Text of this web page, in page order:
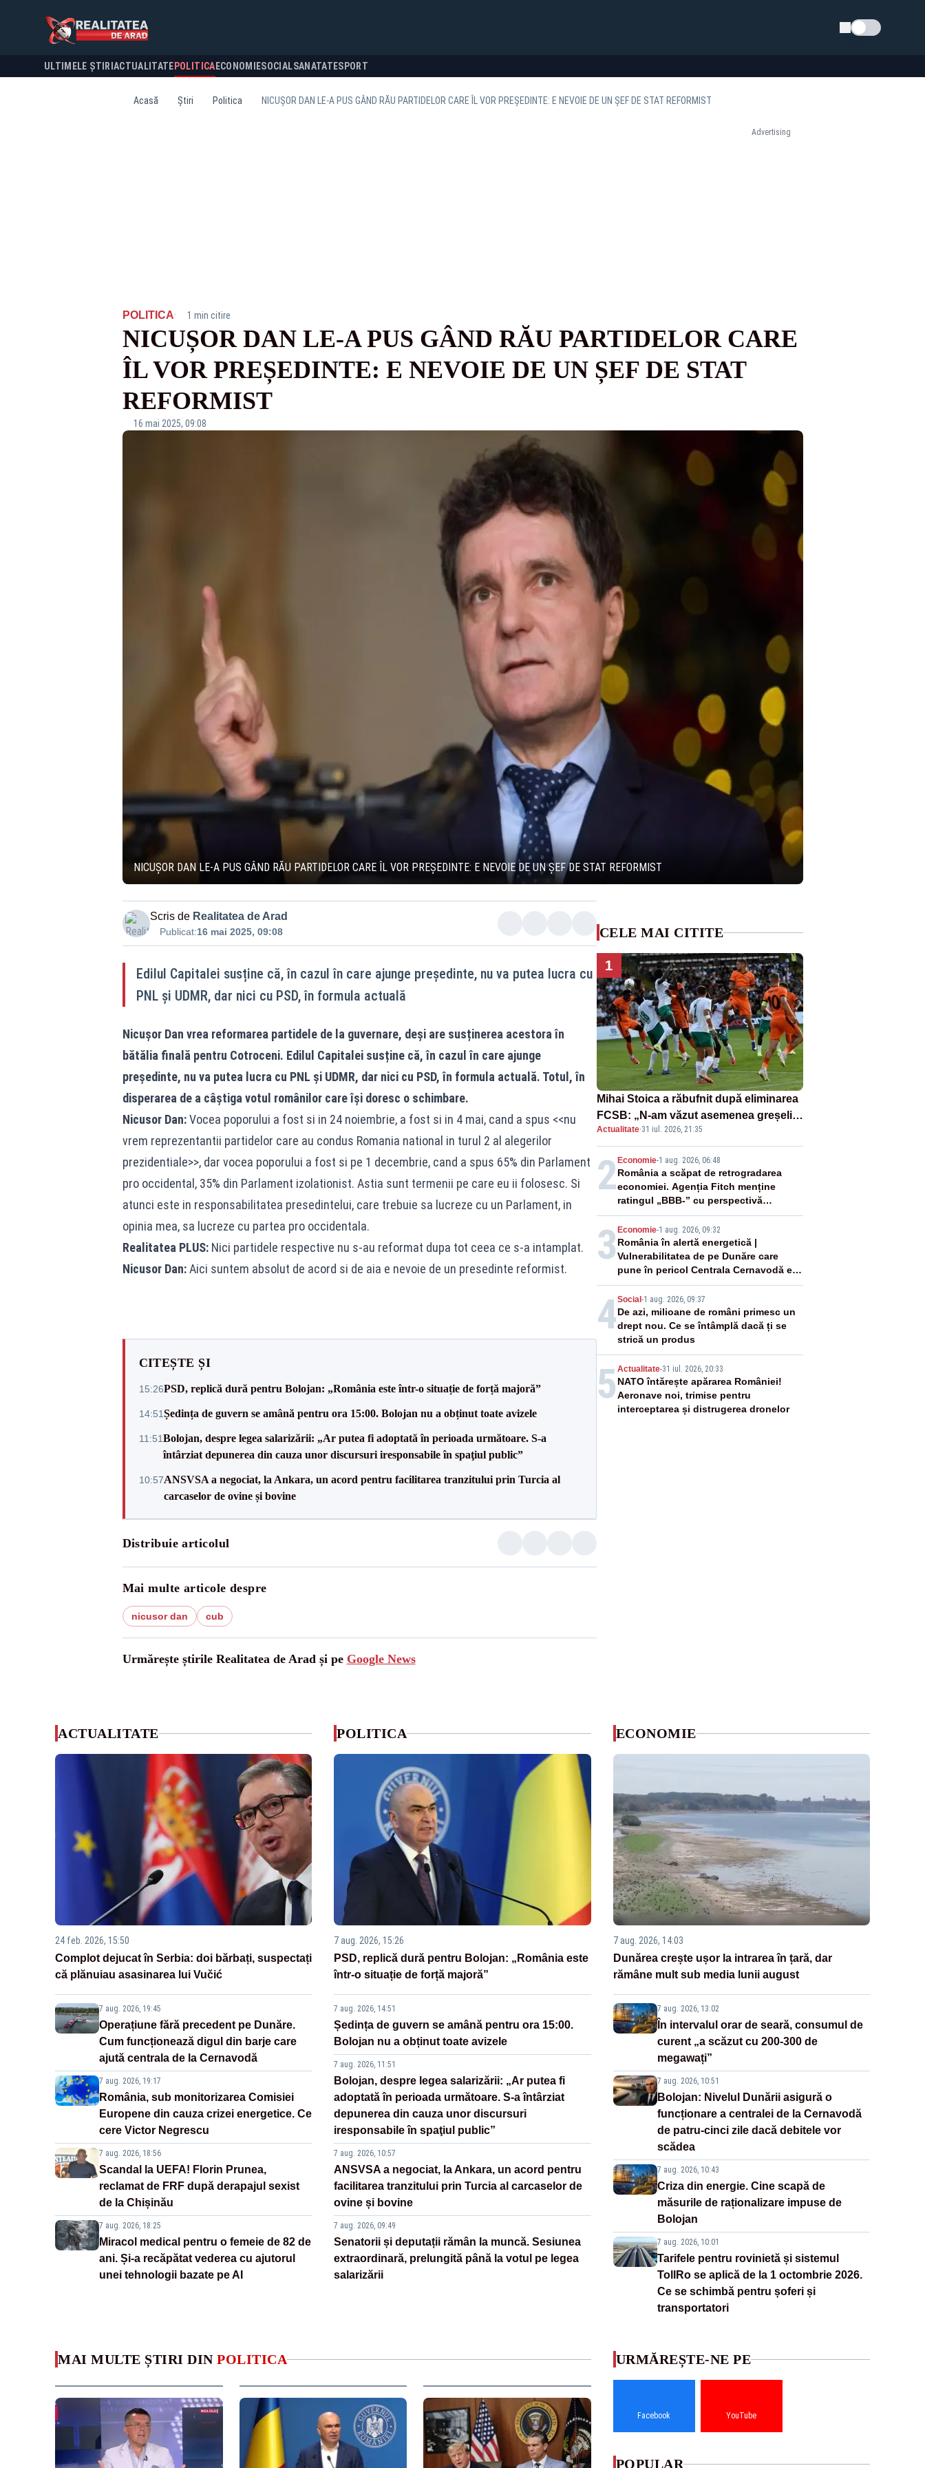
Schimba tema
ULTIMELE ȘTIRI ACTUALITATE POLITICA ECONOMIESOCIALSANATATESPORT
Acasă Știri Politica NICUȘOR DAN LE-A PUS GÂND RĂU PARTIDELOR CARE ÎL VOR PREȘEDINTE: E NEVOIE DE UN ȘEF DE STAT REFORMIST
Advertising
POLITICA· 1 min citire
NICUȘOR DAN LE-A PUS GÂND RĂU PARTIDELOR CARE
ÎL VOR PREȘEDINTE: E NEVOIE DE UN ȘEF DE STAT
REFORMIST
16 mai 2025, 09:08
NICUȘOR DAN LE-A PUS GÂND RĂU PARTIDELOR CARE ÎL VOR PREȘEDINTE: E NEVOIE DE UN ȘEF DE STAT REFORMIST
Scris de Realitatea de Arad
Publicat:16 mai 2025, 09:08
Edilul Capitalei susține că, în cazul în care ajunge președinte, nu va putea lucra cu
PNL și UDMR, dar nici cu PSD, în formula actuală
Nicușor Dan vrea reformarea partidele de la guvernare, deși are susținerea acestora în
bătălia finală pentru Cotroceni. Edilul Capitalei susține că, în cazul în care ajunge
președinte, nu va putea lucra cu PNL și UDMR, dar nici cu PSD, în formula actuală. Totul, în
disperarea de a câștiga votul românilor care își doresc o schimbare.
Nicusor Dan:Vocea poporului a fost si in 24 noiembrie, a fost si in 4 mai, cand a spus <<nu
vrem reprezentantii partidelor care au condus Romania national in turul 2 al alegerilor
prezidentiale>>, dar vocea poporului a fost si pe 1 decembrie, cand a spus 65% din Parlament
pro occidental, 35% din Parlament izolationist. Astia sunt termenii pe care eu ii folosesc. Si
atunci este in responsabilitatea presedintelui, care trebuie sa lucreze cu un Parlament, in
opinia mea, sa lucreze cu partea pro occidentala.
Realitatea PLUS:Nici partidele respective nu s-au reformat dupa tot ceea ce s-a intamplat.
Nicusor Dan:Aici suntem absolut de acord si de aia e nevoie de un presedinte reformist.
CITEȘTE ȘI
15:26PSD, replică dură pentru Bolojan: „România este într-o situație de forță majoră”
14:51Ședința de guvern se amână pentru ora 15:00. Bolojan nu a obținut toate avizele
11:51Bolojan, despre legea salarizării: „Ar putea fi adoptată în perioada următoare. S-a
întârziat depunerea din cauza unor discursuri iresponsabile în spaţiul public”
10:57ANSVSA a negociat, la Ankara, un acord pentru facilitarea tranzitului prin Turcia al
carcaselor de ovine și bovine
Distribuie articolul
Mai multe articole despre
nicusor dan cub
Urmărește știrile Realitatea de Arad și pe Google News
CELE MAI CITITE
1
Mihai Stoica a răbufnit după eliminarea
FCSB: „N-am văzut asemenea greșeli
în 190 de meciuri europene”
Actualitate·31 iul. 2026, 21:35
2 Economie-1 aug. 2026, 06:48
România a scăpat de retrogradarea
economiei. Agenția Fitch menține
ratingul „BBB-” cu perspectivă
negativă
3 Economie-1 aug. 2026, 09:32
România în alertă energetică |
Vulnerabilitatea de pe Dunăre care
pune în pericol Centrala Cernavodă era
cunoscută de pe vremea lui Ceaușescu
4Social -1 aug. 2026, 09:37
De azi, milioane de români primesc un
drept nou. Ce se întâmplă dacă ți se
strică un produs
5 Actualitate-31 iul. 2026, 20:33
NATO întărește apărarea României!
Aeronave noi, trimise pentru
interceptarea și distrugerea dronelor
ACTUALITATE
24 feb. 2026, 15:50
Complot dejucat în Serbia: doi bărbați, suspectați
că plănuiau asasinarea lui Vučić
7 aug. 2026, 19:45
Operațiune fără precedent pe Dunăre.
Cum funcționează digul din barje care
ajută centrala de la Cernavodă
7 aug. 2026, 19:17
România, sub monitorizarea Comisiei
Europene din cauza crizei energetice. Ce
cere Victor Negrescu
7 aug. 2026, 18:56
Scandal la UEFA! Florin Prunea,
reclamat de FRF după derapajul sexist
de la Chișinău
7 aug. 2026, 18:25
Miracol medical pentru o femeie de 82 de
ani. Și-a recăpătat vederea cu ajutorul
unei tehnologii bazate pe AI
POLITICA
7 aug. 2026, 15:26
PSD, replică dură pentru Bolojan: „România este
într-o situație de forță majoră”
7 aug. 2026, 14:51
Ședința de guvern se amână pentru ora 15:00.
Bolojan nu a obținut toate avizele
7 aug. 2026, 11:51
Bolojan, despre legea salarizării: „Ar putea fi
adoptată în perioada următoare. S-a întârziat
depunerea din cauza unor discursuri
iresponsabile în spaţiul public”
7 aug. 2026, 10:57
ANSVSA a negociat, la Ankara, un acord pentru
facilitarea tranzitului prin Turcia al carcaselor de
ovine și bovine
7 aug. 2026, 09:49
Senatorii și deputații rămân la muncă. Sesiunea
extraordinară, prelungită până la votul pe legea
salarizării
ECONOMIE
7 aug. 2026, 14:03
Dunărea crește ușor la intrarea în țară, dar
rămâne mult sub media lunii august
7 aug. 2026, 13:02
În intervalul orar de seară, consumul de
curent „a scăzut cu 200-300 de
megawați”
7 aug. 2026, 10:51
Bolojan: Nivelul Dunării asigură o
funcționare a centralei de la Cernavodă
de patru-cinci zile dacă debitele vor
scădea
7 aug. 2026, 10:43
Criza din energie. Cine scapă de
măsurile de raționalizare impuse de
Bolojan
7 aug. 2026, 10:01
Tarifele pentru rovinietă și sistemul
TollRo se aplică de la 1 octombrie 2026.
Ce se schimbă pentru șoferi și
transportatori
MAI MULTE ȘTIRI DIN POLITICA URMĂREȘTE-NE PE
Facebook YouTube
POPULAR